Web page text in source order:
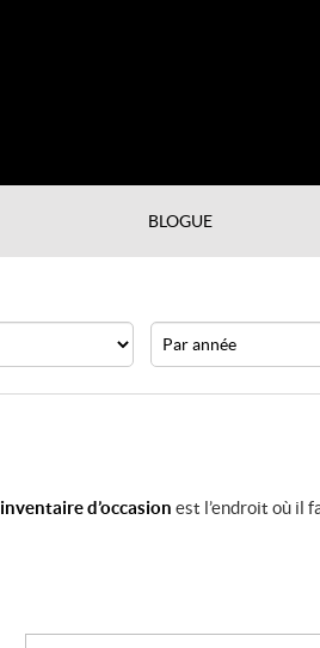
BLOGUE
inventaire d’occasion est l’endroit où il